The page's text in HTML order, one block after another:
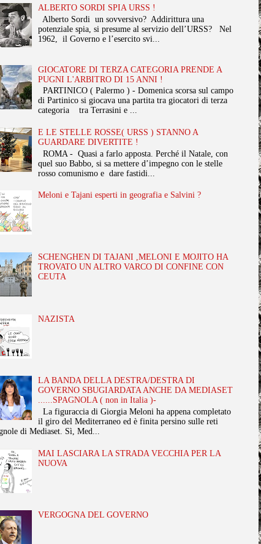
ALBERTO SORDI SPIA URSS !
Alberto Sordi un sovversivo? Addirittura una
potenziale spia, si presume al servizio dell’URSS? Nel
1962, il Governo e l’esercito svi...
GIOCATORE DI TERZA CATEGORIA PRENDE A
PUGNI L'ARBITRO DI 15 ANNI !
PARTINICO ( Palermo ) - Domenica scorsa sul campo
di Partinico si giocava una partita tra giocatori di terza
categoria tra Terrasini e ...
E LE STELLE ROSSE( URSS ) STANNO A
GUARDARE DIVERTITE !
ROMA - Quasi a farlo apposta. Perché il Natale, con
quel suo Babbo, si sa mettere d’impegno con le stelle
rosso comunismo e dare fastidi...
Meloni e Tajani esperti in geografia e Salvini ?
SCHENGHEN DI TAJANI ,MELONI E MOJITO HA
TROVATO UN ALTRO VARCO DI CONFINE CON
CEUTA
NAZISTA
LA BANDA DELLA DESTRA/DESTRA DI
GOVERNO SBUGIARDATA ANCHE DA MEDIASET
......SPAGNOLA ( non in Italia )-
La figuraccia di Giorgia Meloni ha appena completato
il giro del Mediterraneo ed è finita persino sulle reti
di Mediaset. Sì, Med...
MAI LASCIARA LA STRADA VECCHIA PER LA
NUOVA
VERGOGNA DEL GOVERNO